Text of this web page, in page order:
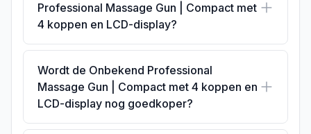
Professional Massage Gun | Compact met
4 koppen en LCD-display?
Wordt de Onbekend Professional
Massage Gun | Compact met 4 koppen en
LCD-display nog goedkoper?